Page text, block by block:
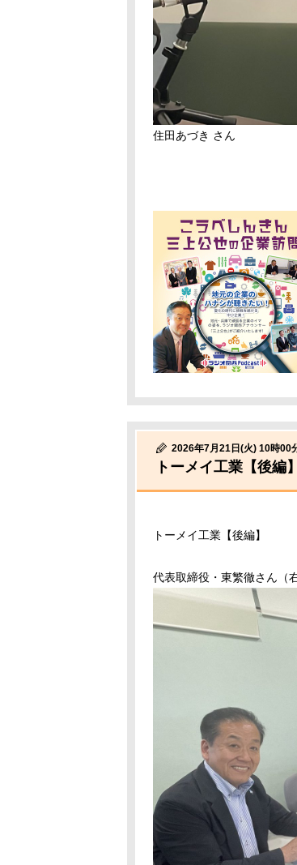
住田あづき さん
2026年7月21日(火) 10時00
トーメイ工業【後編】
トーメイ工業【後編】
代表取締役・東繁徹さん（